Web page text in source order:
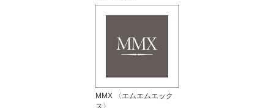
MMX 〈エムエムエック
ス〉